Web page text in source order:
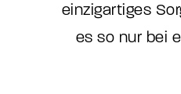
einzigartiges
es so nur bei